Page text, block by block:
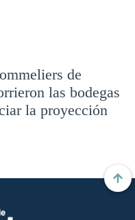
de
las bodegas
la proyección